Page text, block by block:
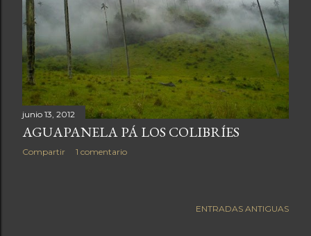
junio 13, 2012
AGUAPANELA PÁ LOS COLIBRÍES
Compartir 1 comentario
ENTRADAS ANTIGUAS